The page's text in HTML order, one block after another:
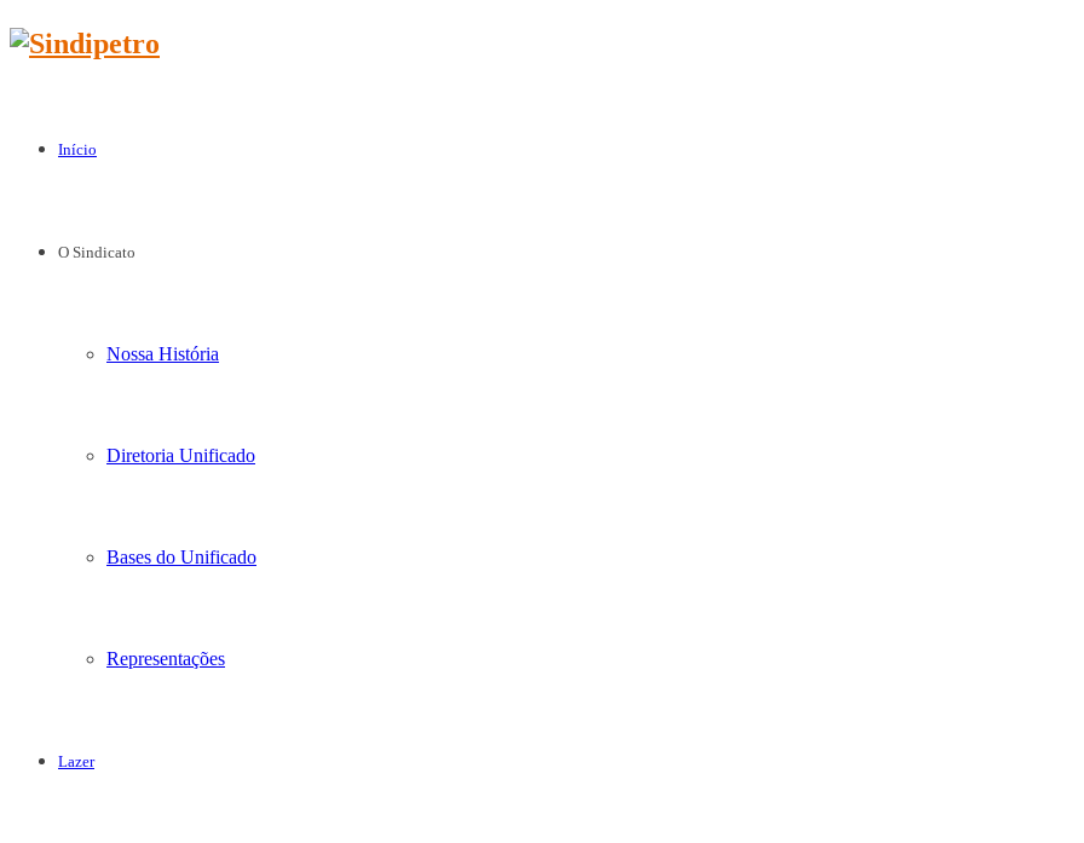
Início
O Sindicato
Nossa História
Diretoria Unificado
Bases do Unificado
Representações
Lazer